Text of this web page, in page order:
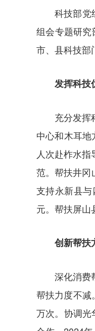
科技部党
组会专题研究
市、县科技部
发挥科技
充分发挥
中心和木耳
人次赴柞水
范。帮扶井冈
支持永新县
元。帮扶屏山
创新帮扶
深化消费
帮扶力度不减
万次。协调光